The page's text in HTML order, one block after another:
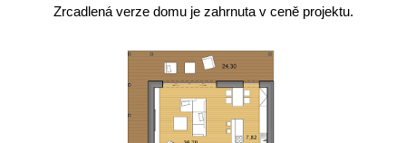
Zrcadlená verze domu je zahrnuta v ceně projektu.